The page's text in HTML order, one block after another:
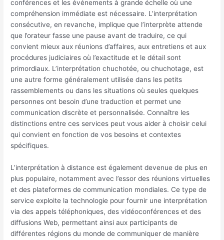
conférences et les événements à grande échelle où une
compréhension immédiate est nécessaire. L’interprétation
consécutive, en revanche, implique que l’interprète attende
que l’orateur fasse une pause avant de traduire, ce qui
convient mieux aux réunions d’affaires, aux entretiens et aux
procédures judiciaires où l’exactitude et le détail sont
primordiaux. L’interprétation chuchotée, ou chuchotage, est
une autre forme généralement utilisée dans les petits
rassemblements ou dans les situations où seules quelques
personnes ont besoin d’une traduction et permet une
communication discrète et personnalisée. Connaître les
distinctions entre ces services peut vous aider à choisir celui
qui convient en fonction de vos besoins et contextes
spécifiques.
L’interprétation à distance est également devenue de plus en
plus populaire, notamment avec l’essor des réunions virtuelles
et des plateformes de communication mondiales. Ce type de
service exploite la technologie pour fournir une interprétation
via des appels téléphoniques, des vidéoconférences et des
diffusions Web, permettant ainsi aux participants de
différentes régions du monde de communiquer de manière